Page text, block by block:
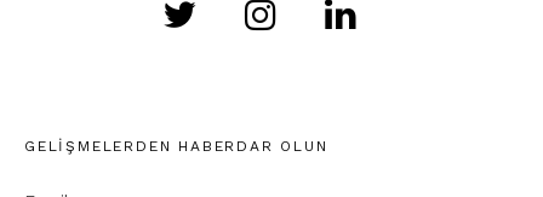
GELIŞMELERDEN HABERDAR OLUN